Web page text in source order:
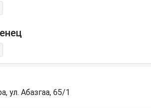
ул. Абазгаа, 65/1